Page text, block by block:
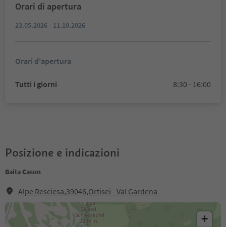
Orari di apertura
23.05.2026 - 11.10.2026
Orari d'apertura
Tutti i giorni 8:30 - 16:00
Posizione e indicazioni
Baita Cason
Alpe Resciesa,39046,Ortisei - Val Gardena
+